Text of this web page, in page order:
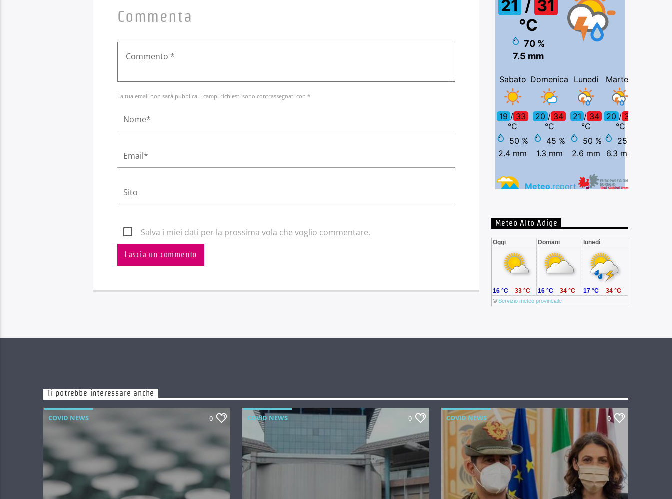
Commenta
La tua email non sarà pubblica. I campi richiesti sono contrassegnati con *
Salva i miei dati per la prossima vola che voglio commentare.
Meteo Alto Adige
Oggi Domani lunedì
© Servizio meteo provinciale
16 °C 33 °C 16 °C 34 °C 17 °C 34 °C
Ti potrebbe interessare anche
COVID NEWS 0 COVID NEWS 0 COVID NEWS 0